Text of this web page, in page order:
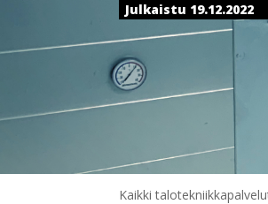
Julkaistu 19.12.2022
Kaikki